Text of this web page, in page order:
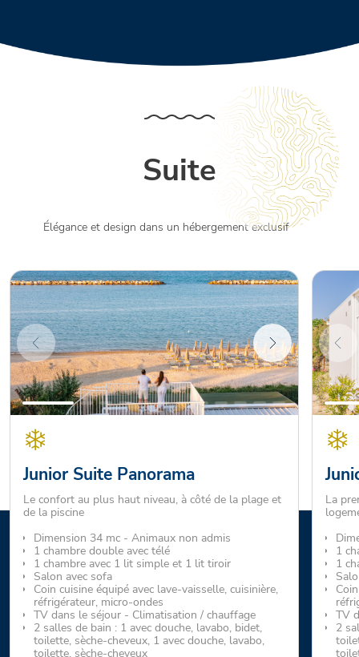
Suite
Élégance et design dans un hébergement exclusif
Junior Suite Panorama
Le confort au plus haut niveau, à côté de la plage et
de la piscine
Dimension 34 mc - Animaux non admis
1 chambre double avec télé
1 chambre avec 1 lit simple et 1 lit tiroir
Salon avec sofa
Coin cuisine équipé avec lave-vaisselle, cuisinière,
réfrigérateur, micro-ondes
TV dans le séjour - Climatisation / chauffage
2 salles de bain : 1 avec douche, lavabo, bidet,
toilette, sèche-cheveux, 1 avec douche, lavabo,
toilette, sèche-cheveux
La
1
1
TV
2